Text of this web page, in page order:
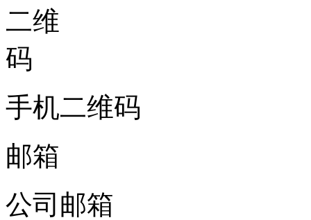
手机二维码
邮箱
公司邮箱